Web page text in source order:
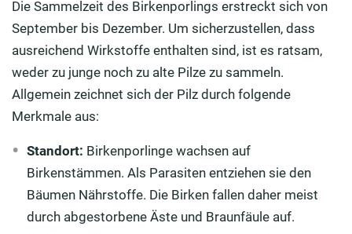
Die Sammelzeit des Birkenporlings erstreckt sich von
September bis Dezember. Um sicherzustellen, dass
ausreichend Wirkstoffe enthalten sind, ist es ratsam,
weder zu junge noch zu alte Pilze zu sammeln.
Allgemein zeichnet sich der Pilz durch folgende
Merkmale aus:
Standort: Birkenporlinge wachsen auf
Birkenstämmen. Als Parasiten entziehen sie den
Bäumen Nährstoffe. Die Birken fallen daher meist
durch abgestorbene Äste und Braunfäule auf.